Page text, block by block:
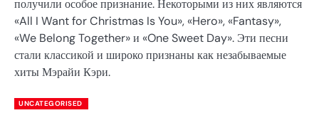
получили особое признание. Некоторыми из них являются
«All I Want for Christmas Is You», «Hero», «Fantasy»,
«We Belong Together» и «One Sweet Day». Эти песни
стали классикой и широко признаны как незабываемые
хиты Мэрайи Кэри.
UNCATEGORISED